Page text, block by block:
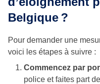
Belgique ?
Pour demander une
voici les étapes à suivre :
Commencez par
police et faites part